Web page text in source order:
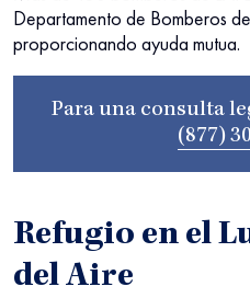
Departamento de Bomberos
proporcionando ayuda mutua.
Para una consulta
(877)
Refugio en el
del Aire